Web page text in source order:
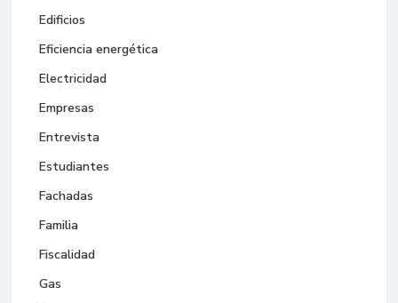
Edificios
Eficiencia energética
Electricidad
Empresas
Entrevista
Estudiantes
Fachadas
Familia
Fiscalidad
Gas